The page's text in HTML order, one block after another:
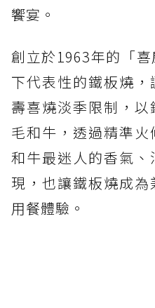
饗宴。
創立於1963年的「
下代表性的鐵板燒
壽喜燒淡季限制，
毛和牛，透過精準
和牛最迷人的香氣
現，也讓鐵板燒成
用餐體驗。